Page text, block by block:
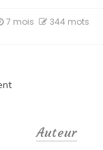
7 mois 344 mots
Auteur